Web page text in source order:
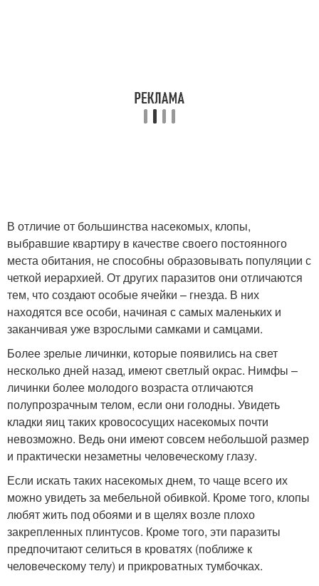
В отличие от большинства насекомых, клопы,
выбравшие квартиру в качестве своего постоянного
места обитания, не способны образовывать популяции с
четкой иерархией. От других паразитов они отличаются
тем, что создают особые ячейки – гнезда. В них
находятся все особи, начиная с самых маленьких и
заканчивая уже взрослыми самками и самцами.
Более зрелые личинки, которые появились на свет
несколько дней назад, имеют светлый окрас. Нимфы –
личинки более молодого возраста отличаются
полупрозрачным телом, если они голодны. Увидеть
кладки яиц таких кровососущих насекомых почти
невозможно. Ведь они имеют совсем небольшой размер
и практически незаметны человеческому глазу.
Если искать таких насекомых днем, то чаще всего их
можно увидеть за мебельной обивкой. Кроме того, клопы
любят жить под обоями и в щелях возле плохо
закрепленных плинтусов. Кроме того, эти паразиты
предпочитают селиться в кроватях (поближе к
человеческому телу) и прикроватных тумбочках.